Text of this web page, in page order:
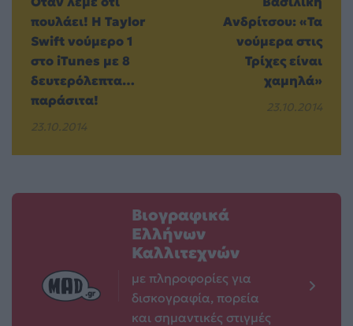
πουλάει! Η Taylor
Swift νούμερο 1
στο iTunes με 8
δευτερόλεπτα…
παράσιτα!
23.10.2014
Ανδρίτσου: «Τα
νούμερα στις
Τρίχες είναι
χαμηλά»
23.10.2014
Βιογραφικά
Ελλήνων
Καλλιτεχνών
με πληροφορίες για
δισκογραφία, πορεία
και σημαντικές στιγμές